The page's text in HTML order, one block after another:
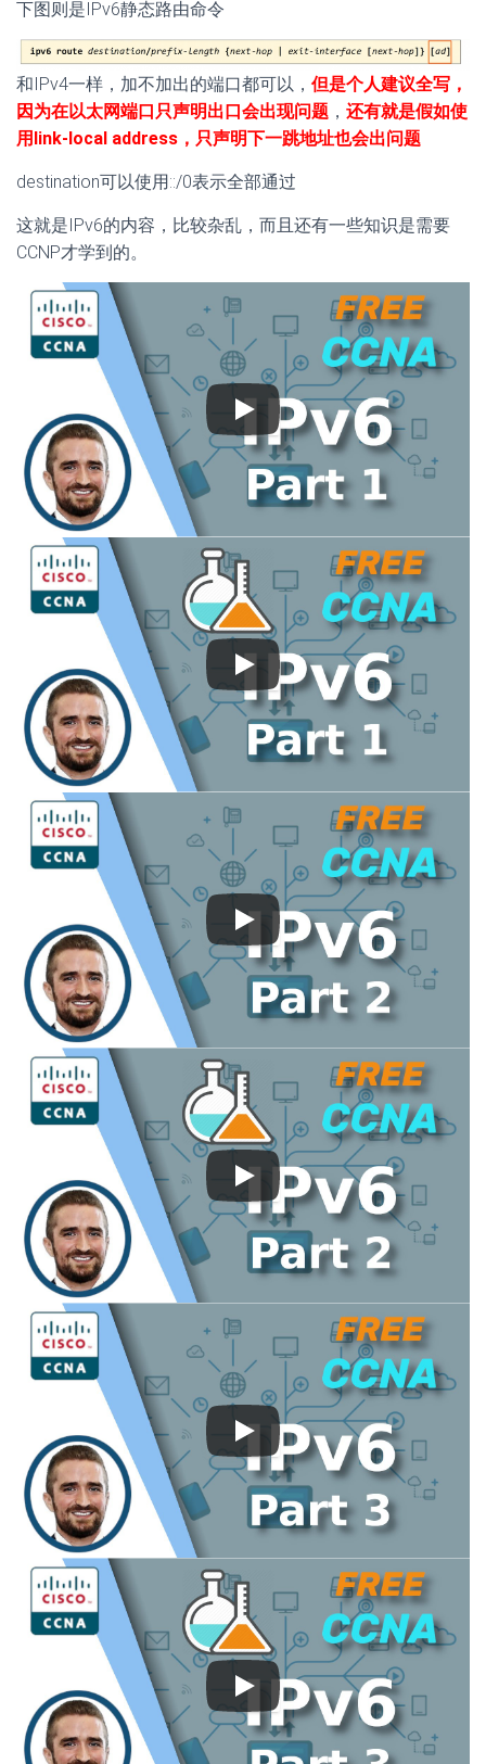
下图则是IPv6静态路由命令
和IPv4一样，加不加出的端口都可以， 但是个人建议全写，
因为在以太网端口只声明出口会出现问题 ， 还有就是假如使
用link-local address，只声明下一跳地址也会出问题
destination可以使用::/0表示全部通过
这就是IPv6的内容，比较杂乱，而且还有一些知识是需要
CCNP才学到的。